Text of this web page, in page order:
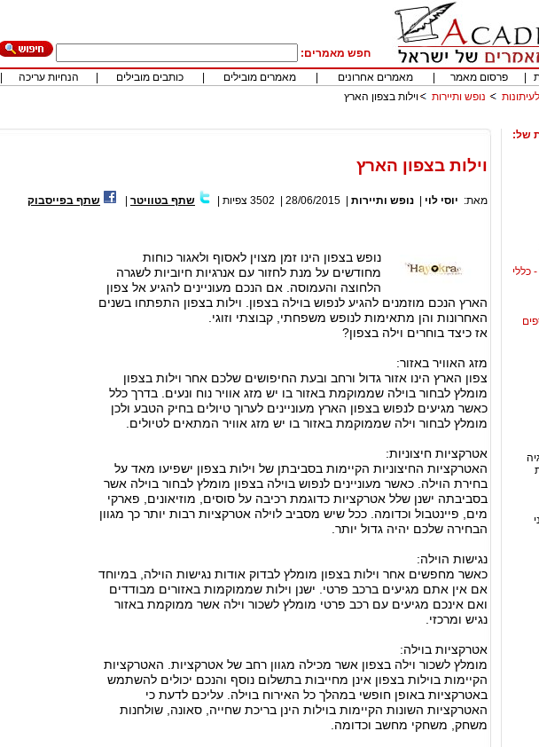
חפש מאמרים:
פרסום מאמר מאמרים אחרונים מאמרים מובילים כותבים מובילים הנחיות עריכה
נופש ותיירות וילות בצפון הארץ
של:
כללי
וילות בצפון הארץ
מאת: יוסי לוי נופש ותיירות 28/06/2015
3502 צפיות שתף בטוויטר שתף בפייסבוק
נופש בצפון הינו זמן מצוין לאסוף ולאגור כוחות
מחודשים על מנת לחזור עם אנרגיות חיוביות לשגרה
הלחוצה והעמוסה. אם הנכם מעוניינים להגיע אל צפון
הארץ הנכם מוזמנים להגיע לנפוש בוילה בצפון. וילות בצפון התפתחו בשנים
האחרונות והן מתאימות לנופש משפחתי, קבוצתי וזוגי.
אז כיצד בוחרים וילה בצפון?
מזג האוויר באזור:
צפון הארץ הינו אזור גדול ורחב ובעת החיפושים שלכם אחר וילות בצפון
מומלץ לבחור בוילה שממוקמת באזור בו יש מזג אוויר נוח ונעים. בדרך כלל
כאשר מגיעים לנפוש בצפון הארץ מעוניינים לערוך טיולים בחיק הטבע ולכן
מומלץ לבחור וילה שממוקמת באזור בו יש מזג אוויר המתאים לטיולים.
אטרקציות חיצוניות:
האטרקציות החיצוניות הקיימות בסביבתן של וילות בצפון ישפיעו מאד על
בחירת הוילה. כאשר מעוניינים לנפוש בוילה בצפון מומלץ לבחור בוילה אשר
בסביבתה ישנן שלל אטרקציות כדוגמת רכיבה על סוסים, מוזיאונים, פארקי
מים, פיינטבול וכדומה. ככל שיש מסביב לוילה אטרקציות רבות יותר כך מגוון
הבחירה שלכם יהיה גדול יותר.
נגישות הוילה:
כאשר מחפשים אחר וילות בצפון מומלץ לבדוק אודות נגישות הוילה, במיוחד
אם אין אתם מגיעים ברכב פרטי. ישנן וילות שממוקמות באזורים מבודדים
ואם אינכם מגיעים עם רכב פרטי מומלץ לשכור וילה אשר ממוקמת באזור
נגיש ומרכזי.
אטרקציות בוילה:
מומלץ לשכור וילה בצפון אשר מכילה מגוון רחב של אטרקציות. האטרקציות
הקיימות בוילות בצפון אינן מחייבות בתשלום נוסף והנכם יכולים להשתמש
באטרקציות באופן חופשי במהלך כל האירוח בוילה. עליכם לדעת כי
האטרקציות השונות הקיימות בוילות הינן בריכת שחייה, סאונה, שולחנות
משחק, משחקי מחשב וכדומה.